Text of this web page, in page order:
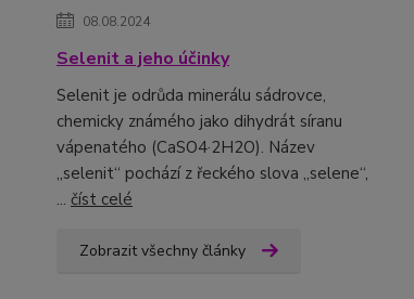
08.08.2024
Selenit a jeho účinky
Selenit je odrůda minerálu sádrovce,
chemicky známého jako dihydrát síranu
vápenatého (CaSO4·2H2O). Název
„selenit“ pochází z řeckého slova „selene“,
... číst celé
Zobrazit všechny články